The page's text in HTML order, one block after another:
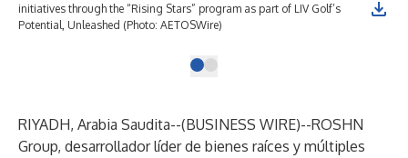
initiatives through the “Rising Stars” program as part of LIV Golf’s
Potential, Unleashed (Photo: AETOSWire)
RIYADH, Arabia Saudita--(BUSINESS WIRE)--ROSHN
Group, desarrollador líder de bienes raíces y múltiples